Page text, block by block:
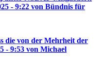
- 9:22 von Bündnis für
die von der Mehrheit der
- 9:53 von Michael